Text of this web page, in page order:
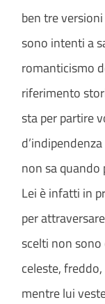
ben tre
sono intenti a
romanticismo
riferimento
sta per partire
non sa quando
Lei è infatti in
per
scelti non
celeste,
mentre lui